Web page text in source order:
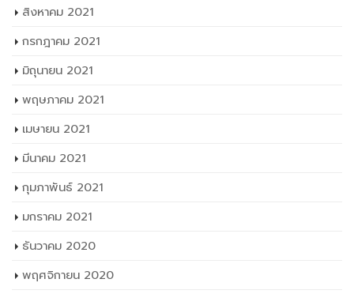
สิงหาคม 2021
กรกฎาคม 2021
มิถุนายน 2021
พฤษภาคม 2021
เมษายน 2021
มีนาคม 2021
กุมภาพันธ์ 2021
มกราคม 2021
ธันวาคม 2020
พฤศจิกายน 2020